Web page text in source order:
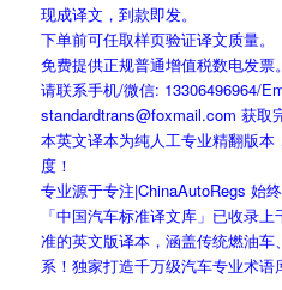
现成译文，到款即发。
下单前可任取样页验证译文质量。
免费提供正规普通增值税数电发票。
请联系手机/微信: 13306496964/
standardtrans@foxmail.com 获取
本英文译本为纯人工专业精翻版
度！
专业源于专注|ChinaAutoRegs 始
「中国汽车标准译文库」已收录
准的英文版译本，涵盖传统燃油
系！独家打造千万级汽车专业术语